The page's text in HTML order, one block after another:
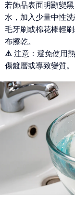
若飾品表面明顯變
水，加入少量中性
毛牙刷或棉花棒輕
布擦乾。
⚠️ 注意： 避免使用
傷鍍層或導致變質。